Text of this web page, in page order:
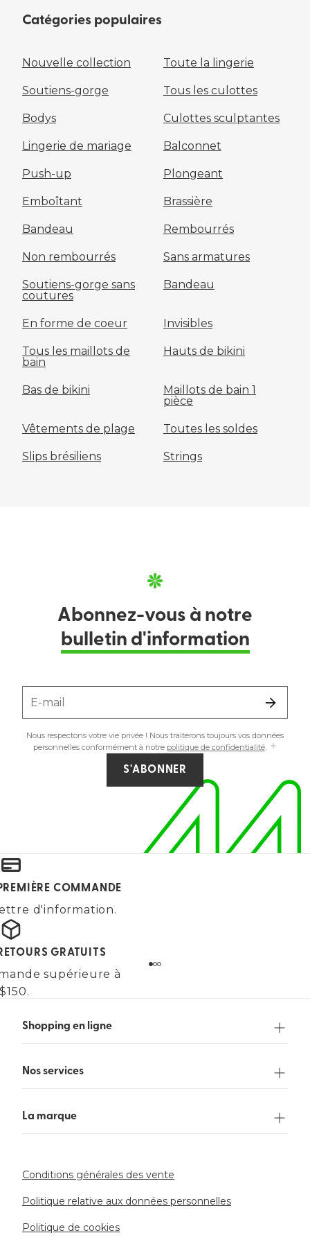
Catégories populaires
Nouvelle collection Toute la lingerie
Soutiens-gorge Tous les culottes
Bodys Culottes sculptantes
Lingerie de mariage Balconnet
Push-up Plongeant
Emboîtant Brassière
Bandeau Rembourrés
Non rembourrés Sans armatures
Soutiens-gorge sans
coutures
Bandeau
En forme de coeur Invisibles
Tous les maillots de
bain
Hauts de bikini
Bas de bikini
Maillots de bain 1
pièce
Vêtements de plage Toutes les soldes
Slips brésiliens Strings
Abonnez-vous à notre
bulletin d'information
E-mail
Nous respectons votre vie privée ! Nous traiterons toujours vos données
personnelles conformément à notre politique de confidentialité.
S'ABONNER
COMMANDE
d'information.
GRATUITS
supérieure à
Shopping en ligne
Nos services
La marque
Conditions générales des vente
Politique relative aux données personnelles
Politique de cookies